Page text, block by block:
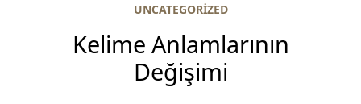
UNCATEGORIZED
Kelime Anlamlarının
Değişimi